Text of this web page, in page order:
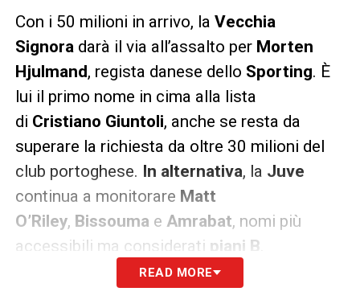
Con i 50 milioni in arrivo, la Vecchia
Signoradarà il via all’assalto per Morten
Hjulmand, regista danese dello Sporting. È
lui il primo nome in cima alla lista
di Cristiano Giuntoli, anche se resta da
superare la richiesta da oltre 30 milioni del
club portoghese. In alternativa, la Juve
continua a monitorare Matt
O’Riley, Bissouma e Amrabat, nomi più
accessibili ma considerati piani B
READ MORE